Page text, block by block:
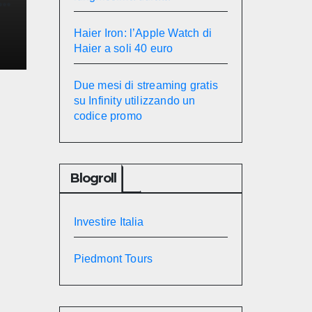
Haier Iron: l’Apple Watch di
Haier a soli 40 euro
Due mesi di streaming gratis
su Infinity utilizzando un
codice promo
Blogroll
Investire Italia
Piedmont Tours